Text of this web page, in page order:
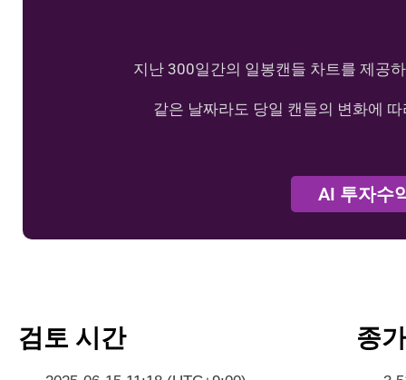
지난 300일간의 일봉캔들 차트를 제공
같은 날짜라도 당일 캔들의 변화에
AI 투자수
검토 시간 종